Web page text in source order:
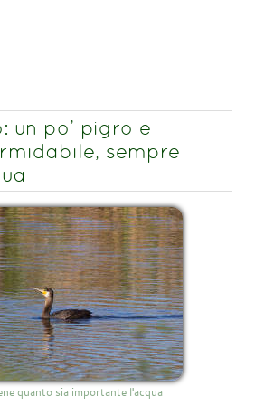
un po’ pigro e
sempre
quanto sia importante l'acqua